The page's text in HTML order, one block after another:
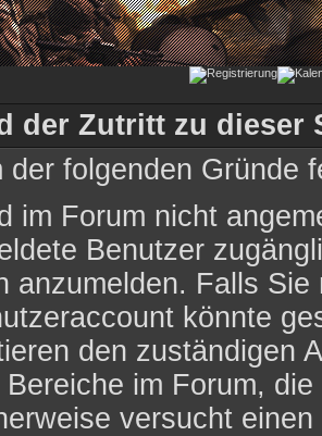
der Zutritt zu dieser
der folgenden Gründe
im Forum nicht
Benutzer
anzumelden. Falls Sie
könnte
den zuständigen
Bereiche im Forum,
versucht